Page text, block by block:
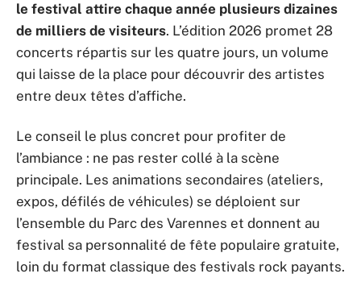
le festival attire chaque année plusieurs dizaines
de milliers de visiteurs. L’édition 2026 promet 28
concerts répartis sur les quatre jours, un volume
qui laisse de la place pour découvrir des artistes
entre deux têtes d’affiche.
Le conseil le plus concret pour profiter de
l’ambiance : ne pas rester collé à la scène
principale. Les animations secondaires (ateliers,
expos, défilés de véhicules) se déploient sur
l’ensemble du Parc des Varennes et donnent au
festival sa personnalité de fête populaire gratuite,
loin du format classique des festivals rock payants.